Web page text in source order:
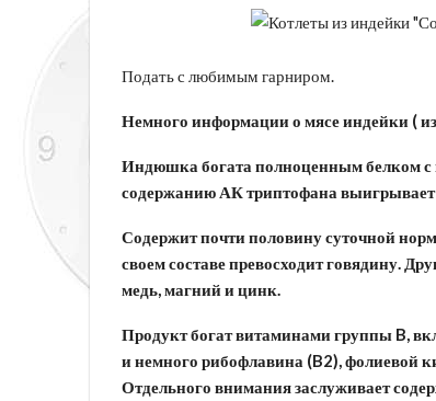
Подать с любимым гарниром.
Немного информации о мясе индейки ( из
Индюшка богата полноценным белком с
содержанию АК триптофана
Содержит почти половину суточной
своем составе превосходит говядину.
медь, магний и цинк.
Продукт богат витаминами группы B,
и немного рибофлавина (B2), фолиевой
Отдельного внимания заслуживает